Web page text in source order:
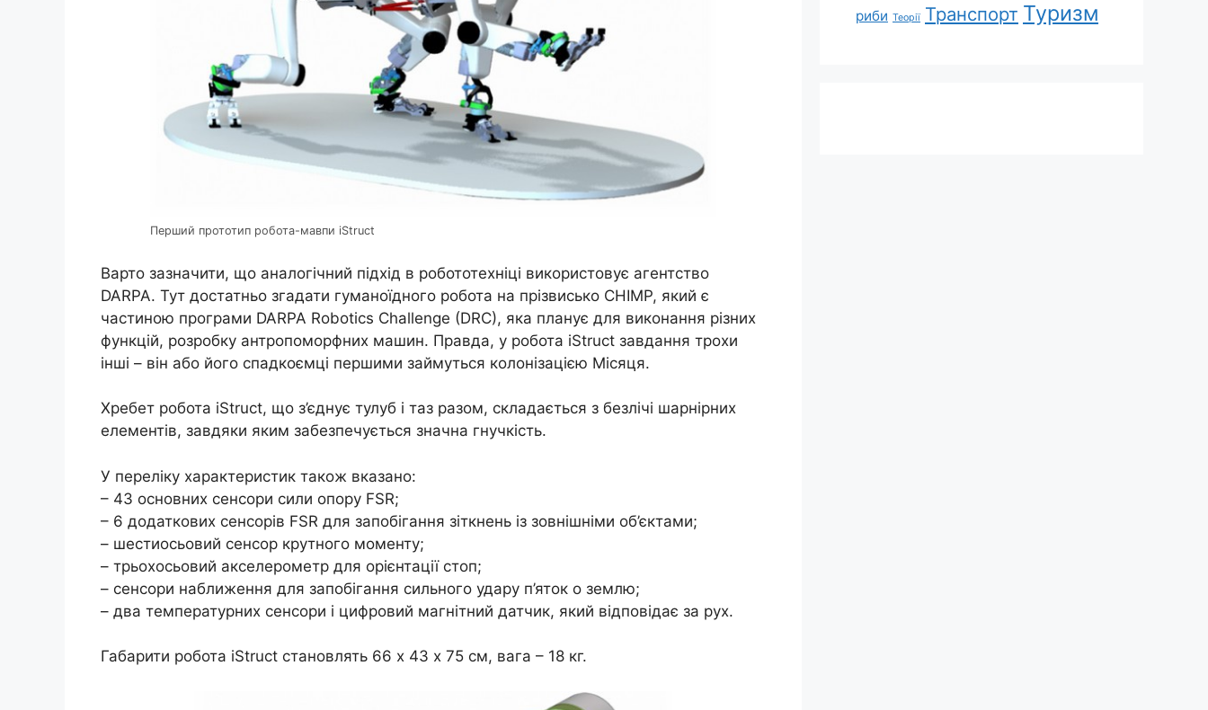
Перший прототип робота-мавпи iStruct
Варто зазначити, що аналогічний підхід в робототехніці використовує агентство
DARPA. Тут достатньо згадати гуманоїдного робота на прізвисько CHIMP, який є
частиною програми DARPA Robotics Challenge (DRC), яка планує для виконання різних
функцій, розробку антропоморфних машин. Правда, у робота iStruct завдання трохи
інші – він або його спадкоємці першими займуться колонізацією Місяця.
Хребет робота iStruct, що з’єднує тулуб і таз разом, складається з безлічі шарнірних
елементів, завдяки яким забезпечується значна гнучкість.
У переліку характеристик також вказано:
– 43 основних сенсори сили опору FSR;
– 6 додаткових сенсорів FSR для запобігання зіткнень із зовнішніми об’єктами;
– шестиосьовий сенсор крутного моменту;
– трьохосьовий акселерометр для орієнтації стоп;
– сенсори наближення для запобігання сильного удару п’яток о землю;
– два температурних сенсори і цифровий магнітний датчик, який відповідає за рух.
Габарити робота iStruct становлять 66 х 43 х 75 см, вага – 18 кг.
риби Теорії Транспорт Туризм